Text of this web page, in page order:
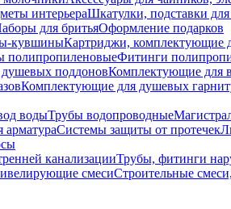
интерьераШкатулки, подставки
для бритьяОформление подарков
кувшиныКартриджи, комплектующие
полипропиленовыеФитинги
поддоновКомплектующие для
Комплектующие для душевых
водыТрубы водопроводные
арматураСистемы защиты от протечек
канализацииТрубы, фитинги
смесиСтроительные